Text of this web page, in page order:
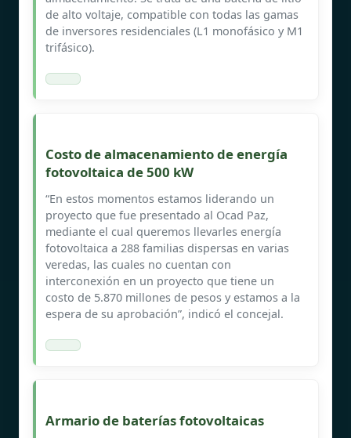
de alto voltaje, compatible con todas las gamas
de inversores residenciales (L1 monofásico y M1
trifásico).
Costo de almacenamiento de energía
fotovoltaica de 500 kW
“En estos momentos estamos liderando un
proyecto que fue presentado al Ocad Paz,
mediante el cual queremos llevarles energía
fotovoltaica a 288 familias dispersas en varias
veredas, las cuales no cuentan con
interconexión en un proyecto que tiene un
costo de 5.870 millones de pesos y estamos a la
espera de su aprobación”, indicó el concejal.
Armario de baterías fotovoltaicas